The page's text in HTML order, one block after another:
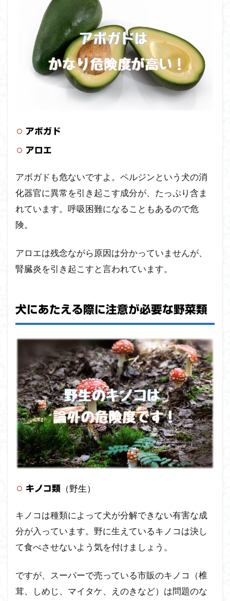
アボガド
アロエ
アボガドも危ないですよ。ペルジンという犬の消
化器官に異常を引き起こす成分が、たっぷり含ま
れています。呼吸困難になることもあるので危
険。
アロエは残念ながら原因は分かっていませんが、
腎臓炎を引き起こすと言われています。
犬にあたえる際に注意が必要な野菜類
キノコ類 （野生）
キノコは種類によって犬が分解できない有害な成
分が入っています。野に生えているキノコは決し
て食べさせないよう気を付けましょう。
ですが、スーパーで売っている市販のキノコ（椎
茸、しめじ、マイタケ、えのきなど）は問題のな